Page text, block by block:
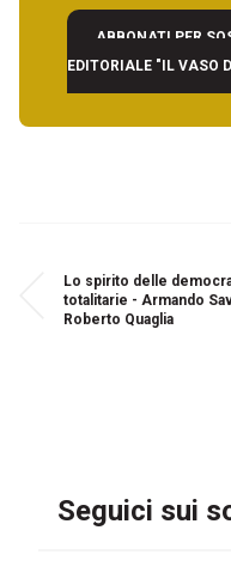
ABBONATI PER
EDITORIALE "IL VASO
Lo spirito delle
totalitarie - Armando
Roberto Quaglia
Seguici sui